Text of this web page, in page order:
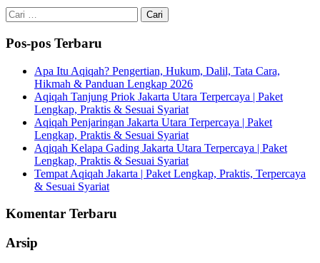
Cari
untuk:
Pos-pos Terbaru
Apa Itu Aqiqah? Pengertian, Hukum, Dalil, Tata Cara,
Hikmah & Panduan Lengkap 2026
Aqiqah Tanjung Priok Jakarta Utara Terpercaya | Paket
Lengkap, Praktis & Sesuai Syariat
Aqiqah Penjaringan Jakarta Utara Terpercaya | Paket
Lengkap, Praktis & Sesuai Syariat
Aqiqah Kelapa Gading Jakarta Utara Terpercaya | Paket
Lengkap, Praktis & Sesuai Syariat
Tempat Aqiqah Jakarta | Paket Lengkap, Praktis, Terpercaya
& Sesuai Syariat
Komentar Terbaru
Arsip